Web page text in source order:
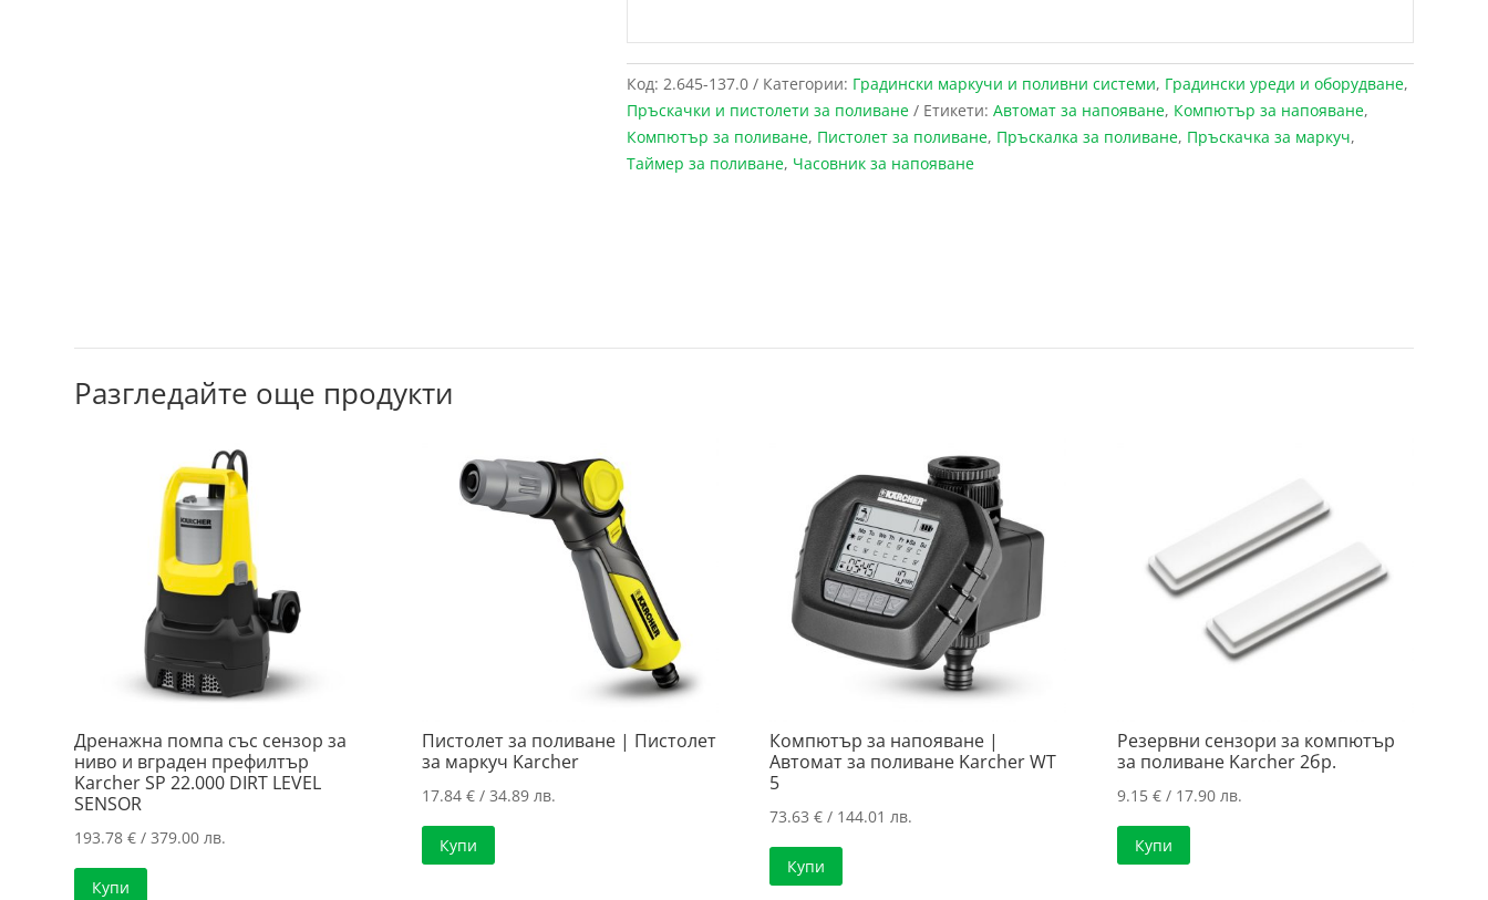
Код: 2.645-137.0 Категории: Градински маркучи и поливни системи, Градински уреди и оборудване,
Пръскачки и пистолети за поливане
Етикети: Автомат за напояване, Компютър за напояване,
Компютър за поливане, Пистолет за поливане, Пръскалка за поливане, Пръскачка за маркуч,
Таймер за поливане, Часовник за напояване
Разгледайте още продукти
Дренажна помпа със сензор за
ниво и вграден префилтър
Karcher SP 22.000 DIRT LEVEL
SENSOR
193.78€ / 379.00 лв.
Купи
Пистолет за поливане | Пистолет
за маркуч Karcher
17.84€ / 34.89 лв.
Купи
Компютър за напояване |
Автомат за поливане Karcher WT
5
73.63 €/ 144.01 лв.
Купи
Резервни сензори за компютър
за поливане Karcher 2бр.
9.15 €/ 17.90 лв.
Купи